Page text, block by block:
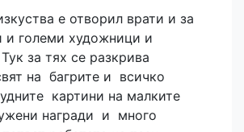
е отворил врати и за
и големи художници и
за тях се разкрива
на багрите и всичко
картини на малките
награди и много